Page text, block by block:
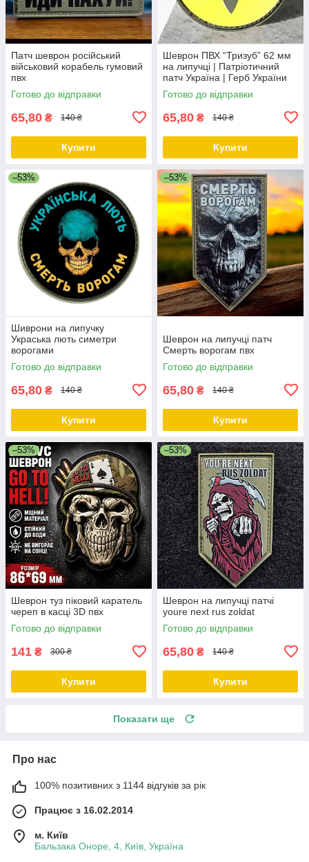
Патч шеврон російський
військовий корабель гумовий
пвх
Готово до відправки
65,80 ₴ 140 ₴
Купити
Шеврон ПВХ “Тризуб” 62 мм
на липучці | Патріотичний
патч Україна | Герб України
Готово до відправки
65,80 ₴ 140 ₴
Купити
–53%
Шиврони на липучку
Украська лють симетри
ворогами
Готово до відправки
65,80 ₴ 140 ₴
Купити
–53%
Шеврон на липучці патч
Смерть ворогам пвх
Готово до відправки
65,80 ₴ 140 ₴
Купити
–53%
Шеврон туз піковий каратель
череп в касці 3D пвх
Готово до відправки
141 ₴ 300 ₴
Купити
–53%
Шеврон на липучці патчі
youre next rus zoldat
Готово до відправки
65,80 ₴ 140 ₴
Купити
Показати ще
Про нас
100% позитивних з 1144 відгуків за рік
Працює з 16.02.2014
м. Київ
Бальзака Оноре, 4, Київ, Україна